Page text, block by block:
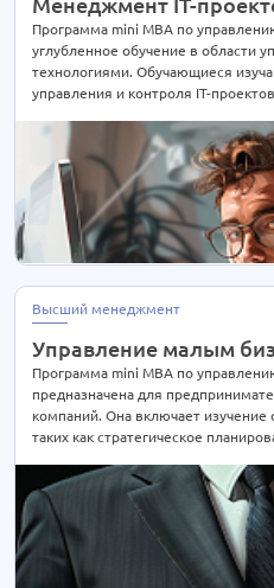
Программа mini MBA по
углубленное обучение в области
технологиями. Обучающиеся
управления и контроля IT-
Программа также включает
рисками и бюджетирования в IT-
уделяется применению лучших
в управлении проектами
Высший менеджмент
Управление малым
Программа mini MBA по
предназначена для
компаний. Она включает изучение
таких как стратегическое
изучат методы улучшения
бизнес-планов, управления